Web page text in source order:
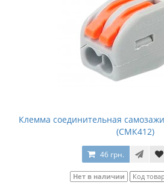
Клемма соединительная
(СМК412)
46 грн.
Нет в наличии Код